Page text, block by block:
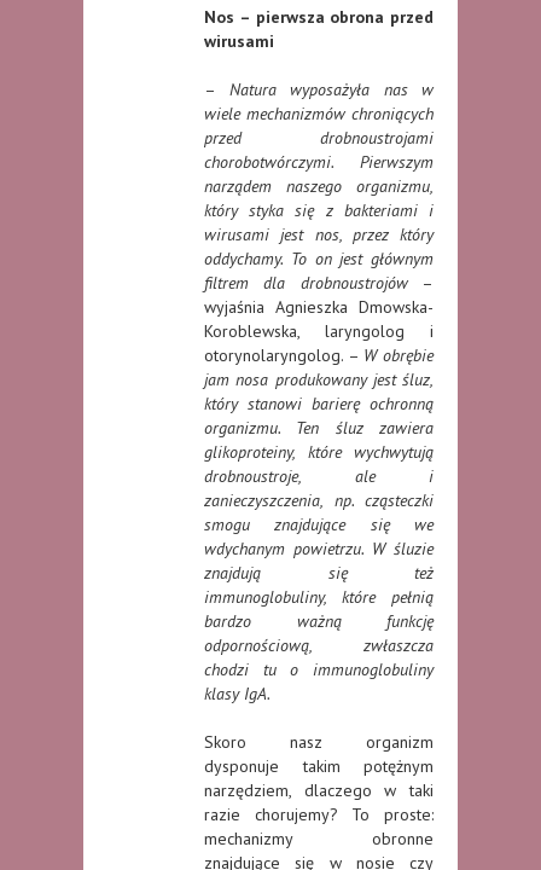
Nos – pierwsza obrona przed
wirusami
– Natura wyposażyła nas w
wiele mechanizmów chroniących
przed drobnoustrojami
chorobotwórczymi. Pierwszym
narządem naszego organizmu,
który styka się z bakteriami i
wirusami jest nos, przez który
oddychamy. To on jest głównym
filtrem dla drobnoustrojów–
wyjaśnia Agnieszka Dmowska-
Koroblewska, laryngolog i
otorynolaryngolog. – W obrębie
jam nosa produkowany jest śluz,
który stanowi barierę ochronną
organizmu. Ten śluz zawiera
glikoproteiny, które wychwytują
drobnoustroje, ale i
zanieczyszczenia, np. cząsteczki
smogu znajdujące się we
wdychanym powietrzu. W śluzie
znajdują się też
immunoglobuliny, które pełnią
bardzo ważną funkcję
odpornościową, zwłaszcza
chodzi tu o immunoglobuliny
klasy IgA.
Skoro nasz organizm
dysponuje takim potężnym
narzędziem, dlaczego w taki
razie chorujemy? To proste:
mechanizmy obronne
znajdujące się w nosie czy